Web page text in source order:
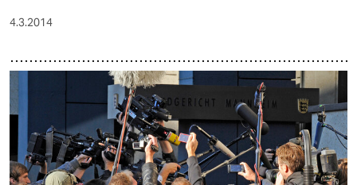
4.3.2014